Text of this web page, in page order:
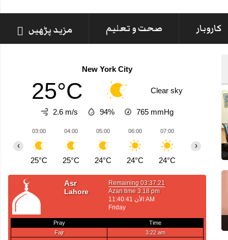
کاروبار صحت و تعلیم مزید پڑھیں
New York City
25°C Clear sky
2.6 m/s 94% 765 mmHg
03:00
25°C
04:00
25°C
05:00
24°C
06:00
24°C
07:00
24°C
‹ ›